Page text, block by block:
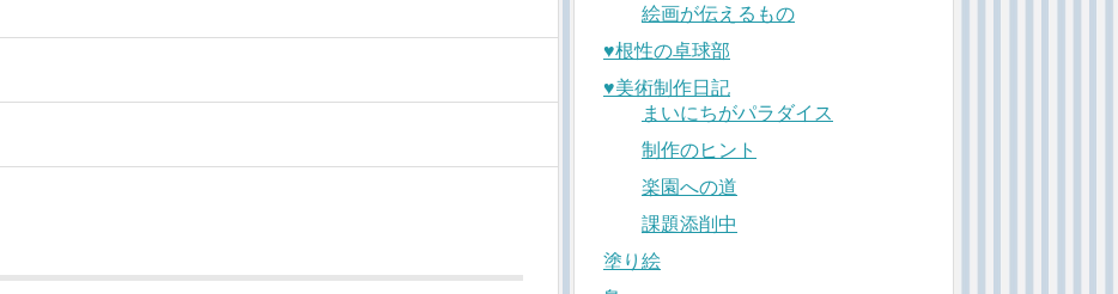
絵画が伝えるもの
♥︎根性の卓球部
♥︎美術制作日記
まいにちがパラダイス
制作のヒント
楽園への道
課題添削中
塗り絵